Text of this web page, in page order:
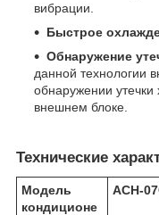
вибрации.
Быстрое
Обнаружение
данной технологии
обнаружении
внешнем блоке.
Технические
Модель
кондиционе
ACH-